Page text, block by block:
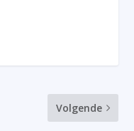
Volgende